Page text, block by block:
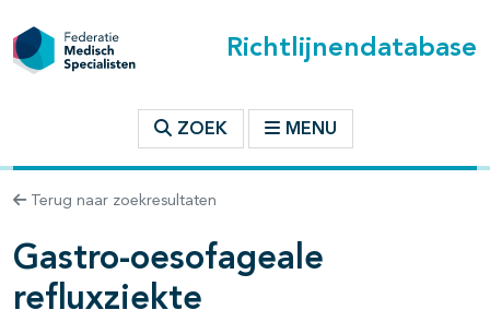
Richtlijnendatabase
ZOEK MENU
Terug naar zoekresultaten
Gastro-oesofageale
refluxziekte
binnen deze richtlijn